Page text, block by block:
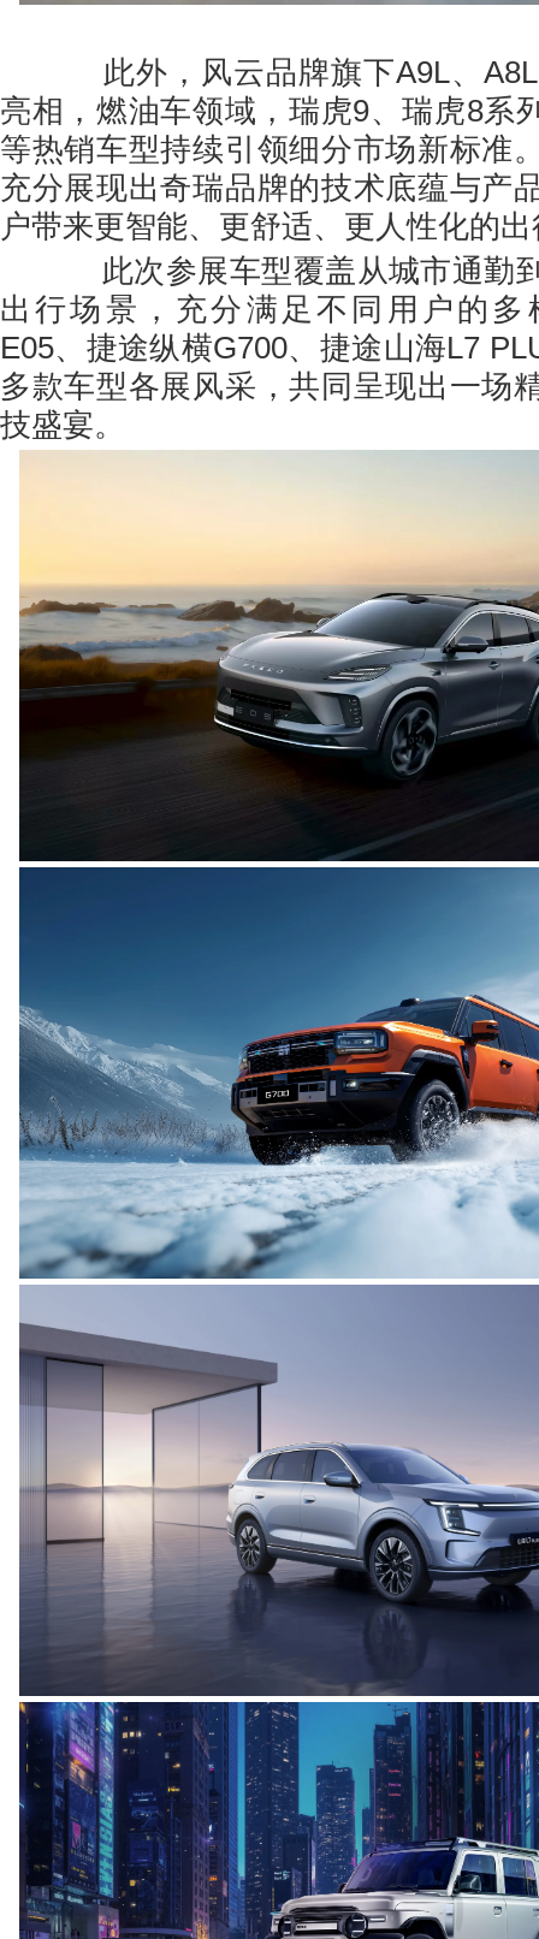
此外，风云品牌旗下A9L、A8L
亮相，燃油车领域，瑞虎9、瑞虎8系
等热销车型持续引领细分市场新标准
充分展现出奇瑞品牌的技术底蕴与产
户带来更智能、更舒适、更人性化的
此次参展车型覆盖从城市通勤
出行场景，充分满足不同用户的多
E05、捷途纵横G700、捷途山海L7
多款车型各展风采，共同呈现出一场
技盛宴。